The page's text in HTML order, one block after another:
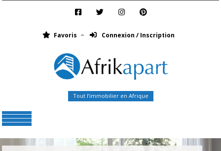
Favoris Connexion / Inscription
Tout l’immobilier en Afrique